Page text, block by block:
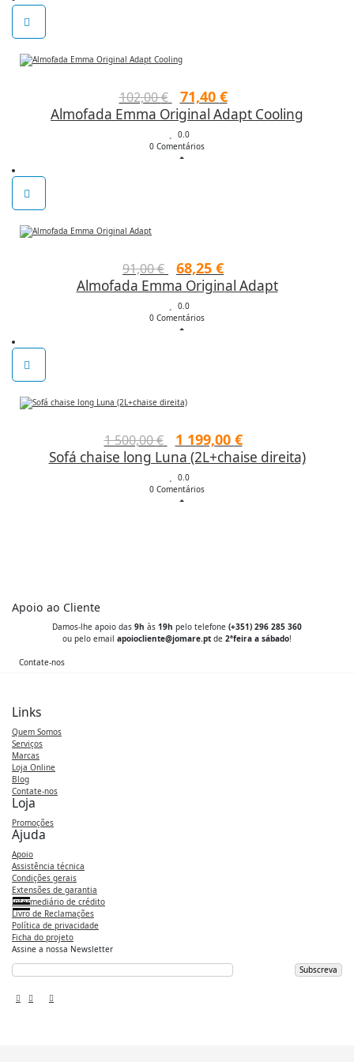
102,00€
O
preço
original
era:
71,40 €
preço
Almofada Emma Original Adapt Cooling
0.0
0 Comentários
91,00€
O
preço
original
era:
68,25 €
preço
Almofada Emma Original Adapt
0.0
0 Comentários
1 500,00€
O
preço
original
era:
1 199,00 €
preço
Sofá chaise long Luna (2L+chaise direita)
0.0
0 Comentários
Apoio ao Cliente
Damos-lhe apoio das 9h às 19h pelo telefone (+351) 296 285 360
ou pelo email apoiocliente@jomare.pt de 2ªfeira a sábado!
Contate-nos
Links
Categories
Quem Somos
Serviços
Marcas
Loja Online
Blog
Contate-nos
Loja
Categories
Promoções
Ajuda
Categories
Apoio
Assistência técnica
Condições gerais
Extensões de garantia
Intermediário de crédito
Livro de Reclamações
Política de privacidade
Ficha do projeto
Assine a nossa Newsletter
Subscreva